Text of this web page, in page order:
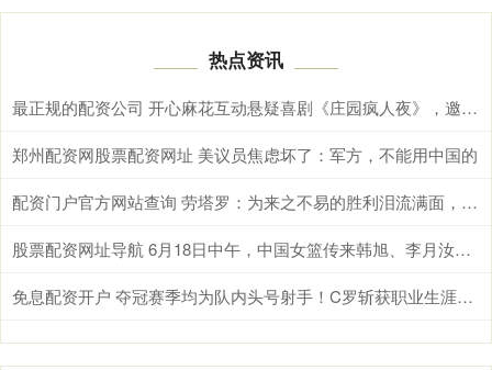
热点资讯
最正规的配资公司 开心麻花互动悬疑喜剧《庄园疯人夜》，邀你即刻入局！
郑州配资网股票配资网址 美议员焦虑坏了：军方，不能用中国的
配资门户官方网站查询 劳塔罗：为来之不易的胜利泪流满面，全队都以梅西为榜样
股票配资网址导航 6月18日中午，中国女篮传来韩旭、李月汝、王思雨最新消息
免息配资开户 夺冠赛季均为队内头号射手！C罗斩获职业生涯第8个联赛冠军